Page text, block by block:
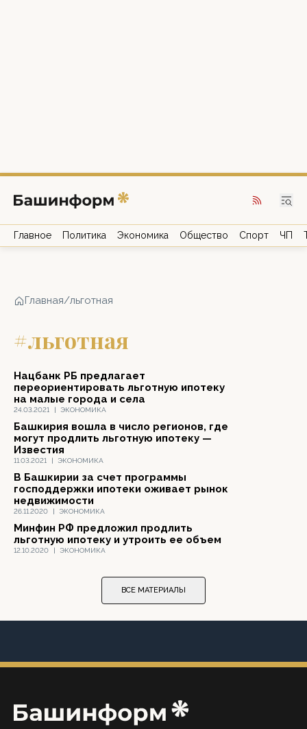
Главное Политика Экономика Общество Спорт ЧП
Главная/льготная
#льготная
24.03.2021 | ЭКОНОМИКА
Нацбанк РБ предлагает
переориентировать льготную ипотеку
на малые города и села
11.03.2021 | ЭКОНОМИКА
Башкирия вошла в число регионов, где
могут продлить льготную ипотеку —
Известия
26.11.2020 | ЭКОНОМИКА
В Башкирии за счет программы
господдержки ипотеки оживает рынок
недвижимости
12.10.2020 | ЭКОНОМИКА
Минфин РФ предложил продлить
льготную ипотеку и утроить ее объем
ВСЕ МАТЕРИАЛЫ